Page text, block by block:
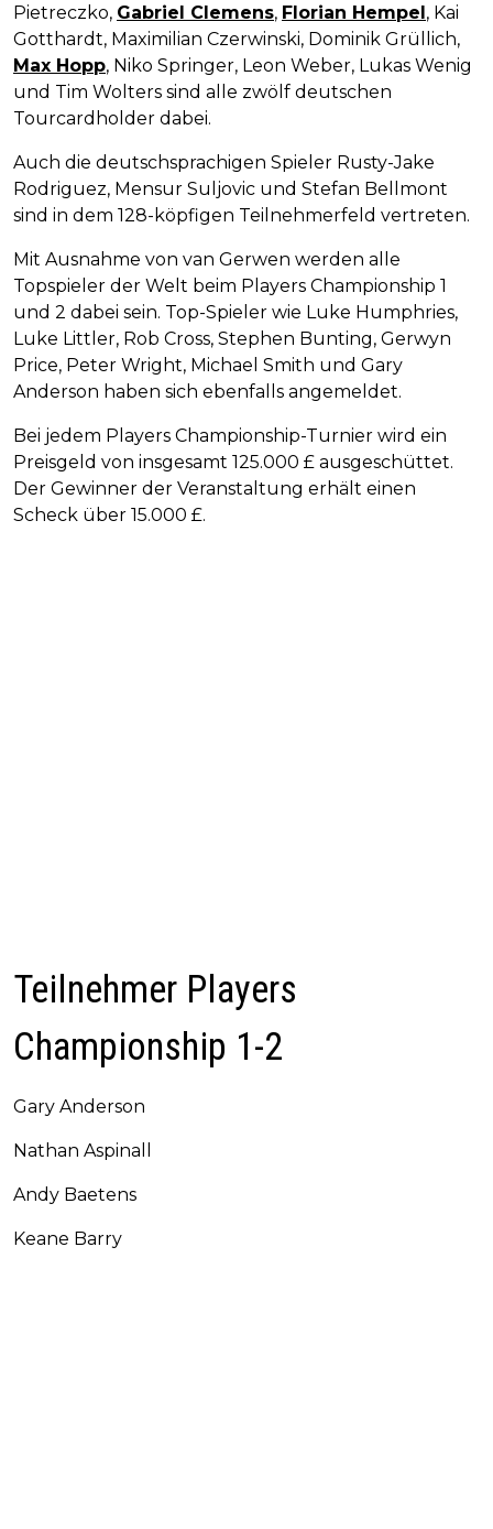
Pietreczko, Gabriel Clemens, Florian Hempel, Kai
Gotthardt, Maximilian Czerwinski, Dominik Grüllich,
Max Hopp, Niko Springer, Leon Weber, Lukas Wenig
und Tim Wolters sind alle zwölf deutschen
Tourcardholder dabei.
Auch die deutschsprachigen Spieler Rusty-Jake
Rodriguez, Mensur Suljovic und Stefan Bellmont
sind in dem 128-köpfigen Teilnehmerfeld vertreten.
Mit Ausnahme von van Gerwen werden alle
Topspieler der Welt beim Players Championship 1
und 2 dabei sein. Top-Spieler wie Luke Humphries,
Luke Littler, Rob Cross, Stephen Bunting, Gerwyn
Price, Peter Wright, Michael Smith und Gary
Anderson haben sich ebenfalls angemeldet.
Bei jedem Players Championship-Turnier wird ein
Preisgeld von insgesamt 125.000 £ ausgeschüttet.
Der Gewinner der Veranstaltung erhält einen
Scheck über 15.000 £.
Teilnehmer Players
Championship 1-2
Gary Anderson
Nathan Aspinall
Andy Baetens
Keane Barry